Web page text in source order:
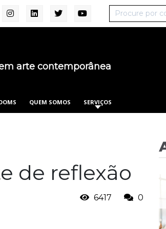
arte contemporânea
QUEM SOMOS SERVIÇOS
de reflexão
6417 0